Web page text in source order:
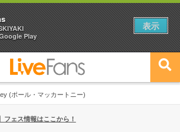
(ポール・マッカートニー)
ング】2026年上半期編発表！
フェス情報はここから！
Play
表示